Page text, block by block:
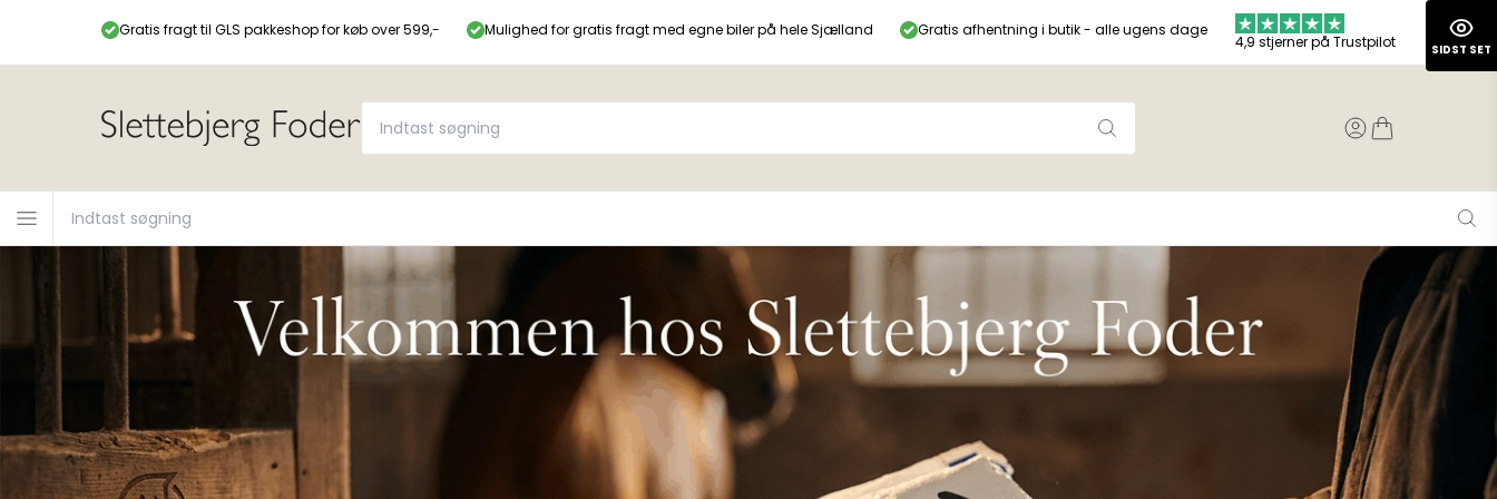
Gratis fragt til GLS pakkeshop for køb over 599,- Mulighed for gratis fragt med egne biler på hele Sjælland Gratis afhentning i butik - alle ugens dage
4,9 stjerner på Trustpilot SIDST SET